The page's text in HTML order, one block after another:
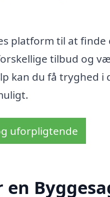
platform til at finde
tilbud og
kan du få tryghed
uforpligtende
en